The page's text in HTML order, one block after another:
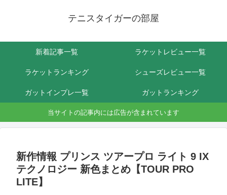
テニスタイガーの部屋
新着記事一覧 ラケットレビュー一覧
ラケットランキング シューズレビュー一覧
ガットインプレ一覧 ガットランキング
当サイトの記事内には広告が含まれています
新作情報 プリンス ツアープロ ライト 9 IX
テクノロジー 新色まとめ【TOUR PRO
LITE】